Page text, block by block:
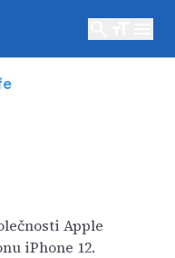
Apple
iPhone 12.